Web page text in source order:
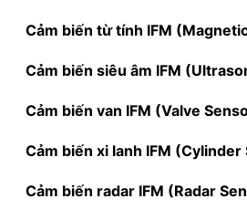
Cảm biến từ tính IFM
Cảm biến siêu âm IFM
Cảm biến van IFM (Valve
Cảm biến xi lanh IFM (Cylinder
Cảm biến radar IFM (Radar